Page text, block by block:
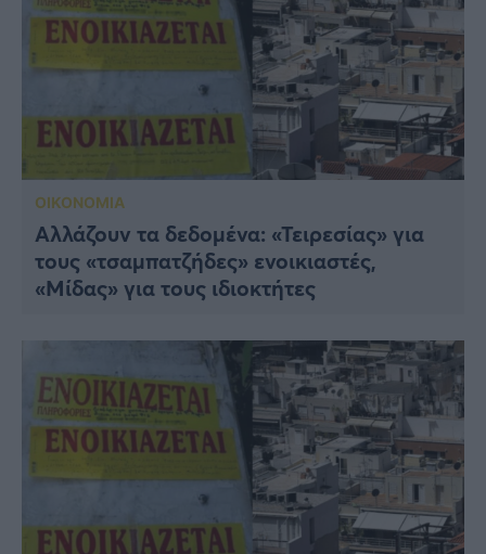
ΟΙΚΟΝΟΜΙΑ
Αλλάζουν τα δεδομένα: «Τειρεσίας» για
τους «τσαμπατζήδες» ενοικιαστές,
«Μίδας» για τους ιδιοκτήτες